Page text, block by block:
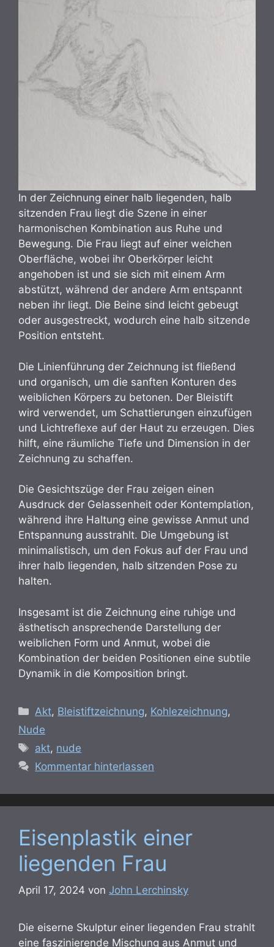
In der Zeichnung einer halb liegenden, halb
sitzenden Frau liegt die Szene in einer
harmonischen Kombination aus Ruhe und
Bewegung. Die Frau liegt auf einer weichen
Oberfläche, wobei ihr Oberkörper leicht
angehoben ist und sie sich mit einem Arm
abstützt, während der andere Arm entspannt
neben ihr liegt. Die Beine sind leicht gebeugt
oder ausgestreckt, wodurch eine halb sitzende
Position entsteht.
Die Linienführung der Zeichnung ist fließend
und organisch, um die sanften Konturen des
weiblichen Körpers zu betonen. Der Bleistift
wird verwendet, um Schattierungen einzufügen
und Lichtreflexe auf der Haut zu erzeugen. Dies
hilft, eine räumliche Tiefe und Dimension in der
Zeichnung zu schaffen.
Die Gesichtszüge der Frau zeigen einen
Ausdruck der Gelassenheit oder Kontemplation,
während ihre Haltung eine gewisse Anmut und
Entspannung ausstrahlt. Die Umgebung ist
minimalistisch, um den Fokus auf der Frau und
ihrer halb liegenden, halb sitzenden Pose zu
halten.
Insgesamt ist die Zeichnung eine ruhige und
ästhetisch ansprechende Darstellung der
weiblichen Form und Anmut, wobei die
Kombination der beiden Positionen eine subtile
Dynamik in die Komposition bringt.
Kategorien
Akt, Bleistiftzeichnung, Kohlezeichnung,
Nude
Schlagwörter
akt, nude
Kommentar hinterlassen
Eisenplastik einer
liegenden Frau
April 17, 2024 von John Lerchinsky
Die eiserne Skulptur einer liegenden Frau strahlt
eine faszinierende Mischung aus Anmut und